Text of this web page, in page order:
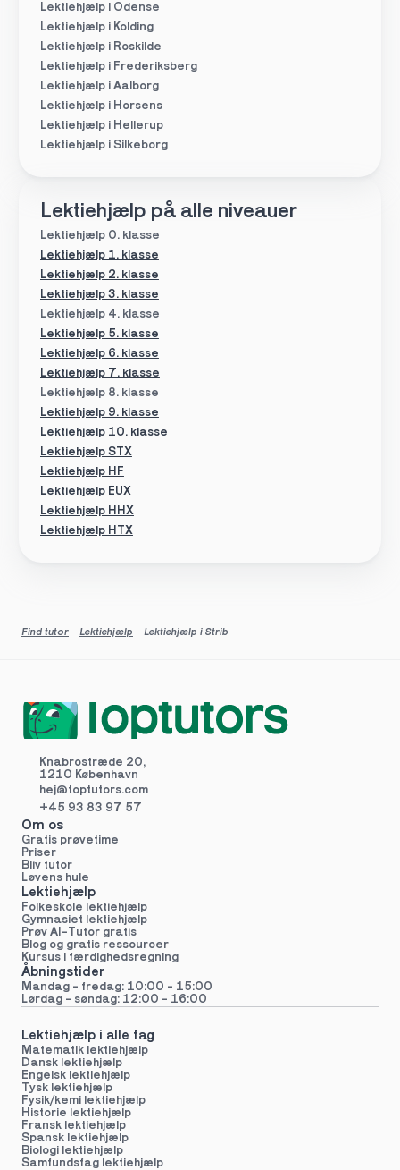
Lektiehjælp i Odense
Lektiehjælp i Kolding
Lektiehjælp i Roskilde
Lektiehjælp i Frederiksberg
Lektiehjælp i Aalborg
Lektiehjælp i Horsens
Lektiehjælp i Hellerup
Lektiehjælp i Silkeborg
Lektiehjælp på alle niveauer
Lektiehjælp 0. klasse
Lektiehjælp 4. klasse
Lektiehjælp 5. klasse
Lektiehjælp 8. klasse
Lektiehjælp 1. klasse
Lektiehjælp 6. klasse
Lektiehjælp 7. klasse
Lektiehjælp 2. klasse
Lektiehjælp 3. klasse
Lektiehjælp 9. klasse
Lektiehjælp 10. klasse
Lektiehjælp HF
Lektiehjælp EUX
Lektiehjælp STX
Lektiehjælp HHX
Lektiehjælp HTX
Find tutor Lektiehjælp Lektiehjælp i Strib
Knabrostræde 20,
1210 København
hej@toptutors.com
+45 93 83 97 57
Om os
Gratis prøvetime
Priser
Bliv tutor
Løvens hule
Lektiehjælp
Folkeskole lektiehjælp
Gymnasiet lektiehjælp
Prøv AI-Tutor gratis
Blog og gratis ressourcer
Kursus i færdighedsregning
Åbningstider
Mandag - fredag: 10:00 - 15:00
Lørdag - søndag: 12:00 - 16:00
Lektiehjælp i alle fag
Matematik lektiehjælp
Dansk lektiehjælp
Engelsk lektiehjælp
Tysk lektiehjælp
Fysik/kemi lektiehjælp
Historie lektiehjælp
Fransk lektiehjælp
Spansk lektiehjælp
Biologi lektiehjælp
Samfundsfag lektiehjælp